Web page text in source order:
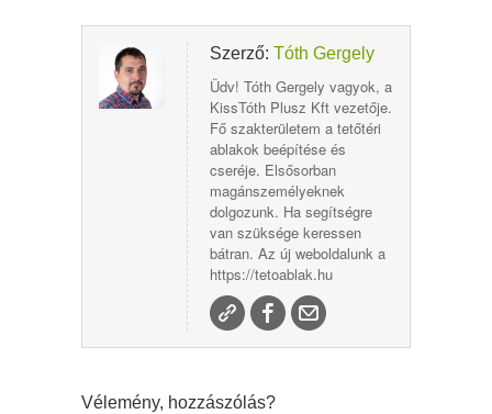
Szerző: Tóth Gergely
Üdv! Tóth Gergely vagyok, a
KissTóth Plusz Kft vezetője.
Fő szakterületem a tetőtéri
ablakok beépítése és
cseréje. Elsősorban
magánszemélyeknek
dolgozunk. Ha segítségre
van szüksége keressen
bátran. Az új weboldalunk a
https://tetoablak.hu
Vélemény, hozzászólás?